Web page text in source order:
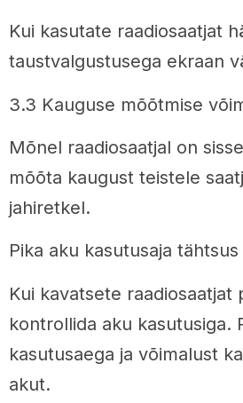
Kui kasutate raadiosaatjat
taustvalgustusega ekraan
3.3 Kauguse mõõtmise
Mõnel raadiosaatjal on
mõõta kaugust teistele
jahiretkel.
Pika aku kasutusaja tähtsus
Kui kavatsete
kontrollida aku kasutusiga.
kasutusaega ja võimalust
akut.